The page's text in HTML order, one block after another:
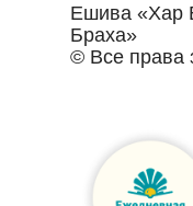
Ешива «Хар
Браха»